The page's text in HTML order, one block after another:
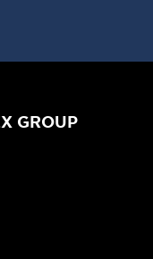
GROUP